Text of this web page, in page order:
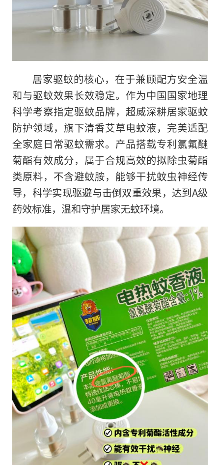
居家驱蚊的核心，在于兼顾配方安全温
和与驱蚊效果长效稳定。作为中国国家地理
科学考察指定驱蚊品牌，超威深耕居家驱蚊
防护领域，旗下清香艾草电蚊液，完美适配
全家庭日常驱蚊需求。产品搭载专利氯氟醚
菊酯有效成分，属于合规高效的拟除虫菊酯
类原料，不含避蚊胺，能够干扰蚊虫神经传
导，科学实现驱避与击倒双重效果，达到A级
药效标准，温和守护居家无蚊环境。